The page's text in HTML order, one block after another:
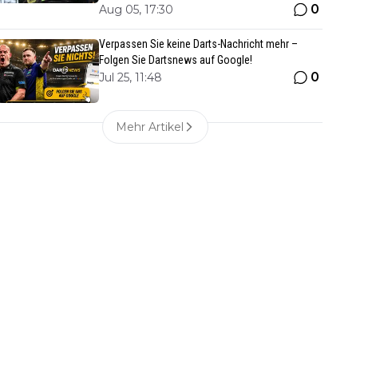
Aug 05, 17:30 0
Verpassen Sie keine Darts-Nachricht mehr –
Folgen Sie Dartsnews auf Google!
Jul 25, 11:48 0
Mehr Artikel